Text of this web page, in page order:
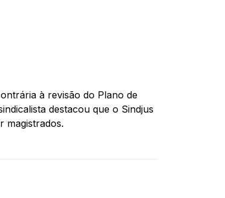
à revisão do Plano de
destacou que o Sindjus
magistrados.